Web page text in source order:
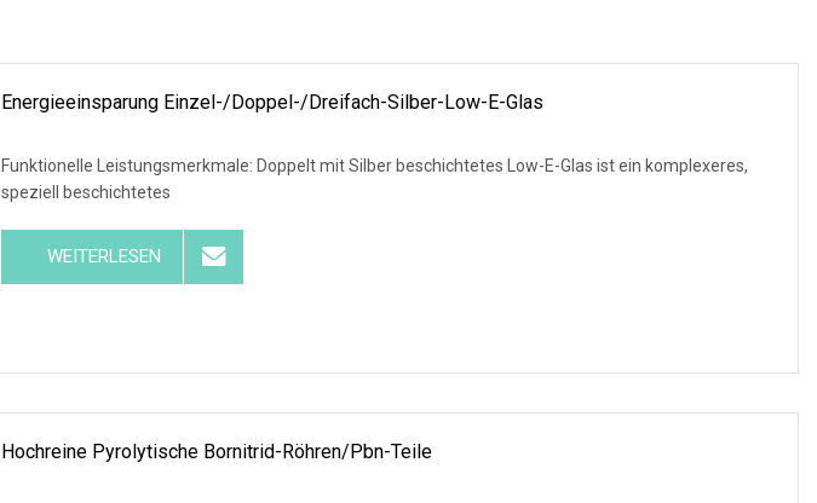
Energieeinsparung Einzel-/Doppel-/Dreifach-Silber-Low-E-Glas
Funktionelle Leistungsmerkmale: Doppelt mit Silber beschichtetes Low-E-Glas ist ein komplexeres,
speziell beschichtetes
WEITERLESEN
Hochreine Pyrolytische Bornitrid-Röhren/Pbn-Teile